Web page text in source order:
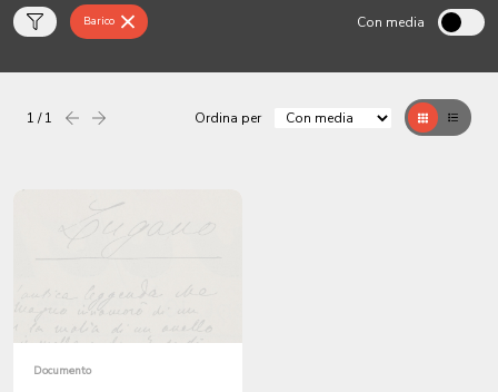
Barico Con media
1 / 1 Precedentesuccessiva Ordina per GrigliaTable
Documento